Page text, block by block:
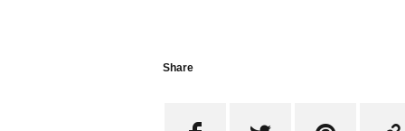
Share